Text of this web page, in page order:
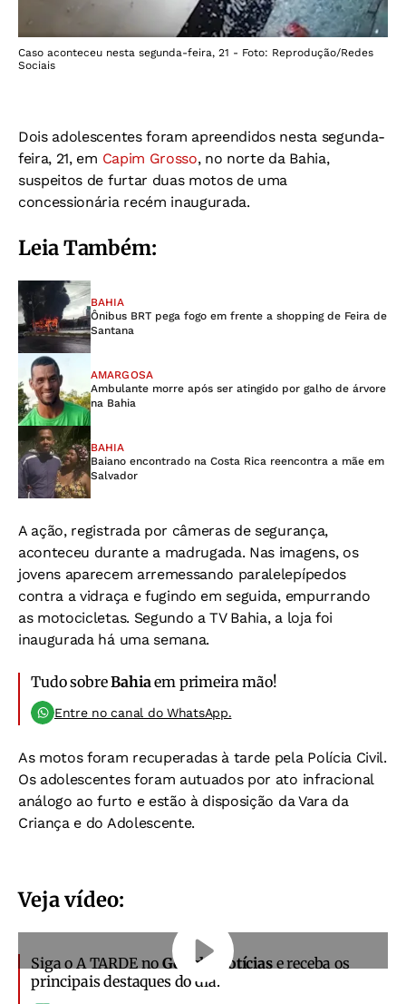
Caso aconteceu nesta segunda-feira, 21 - Foto: Reprodução/Redes
Sociais
Dois adolescentes foram apreendidos nesta segunda-
feira, 21, em Capim Grosso, no norte da Bahia,
suspeitos de furtar duas motos de uma
concessionária recém inaugurada.
Leia Também:
BAHIA
Ônibus BRT pega fogo em frente a shopping de Feira de
Santana
AMARGOSA
Ambulante morre após ser atingido por galho de árvore
na Bahia
BAHIA
Baiano encontrado na Costa Rica reencontra a mãe em
Salvador
A ação, registrada por câmeras de segurança,
aconteceu durante a madrugada. Nas imagens, os
jovens aparecem arremessando paralelepípedos
contra a vidraça e fugindo em seguida, empurrando
as motocicletas. Segundo a TV Bahia, a loja foi
inaugurada há uma semana.
Tudo sobreBahiaem primeira mão!
Entre no canal do WhatsApp.
As motos foram recuperadas à tarde pela Polícia Civil.
Os adolescentes foram autuados por ato infracional
análogo ao furto e estão à disposição da Vara da
Criança e do Adolescente.
Veja vídeo:
Siga o A TARDE noGoogle Notíciase receba os
principais destaques do dia.